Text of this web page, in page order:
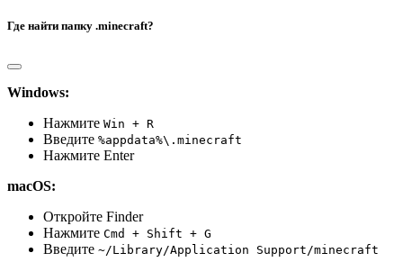
Где найти папку .minecraft?
Windows:
Нажмите Win + R
Введите %appdata%\.minecraft
Нажмите Enter
macOS:
Откройте Finder
Нажмите Cmd + Shift + G
Введите ~/Library/Application Support/minecraft